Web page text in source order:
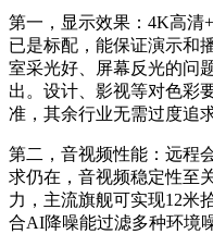
第一，显示效果：4K高清
已是标配，能保证演示和
室采光好、屏幕反光的问
出。设计、影视等对色彩
准，其余行业无需过度追求
第二，音视频性能：远程
求仍在，音视频稳定性至
力，主流旗舰可实现12米
合AI降噪能过滤多种环境